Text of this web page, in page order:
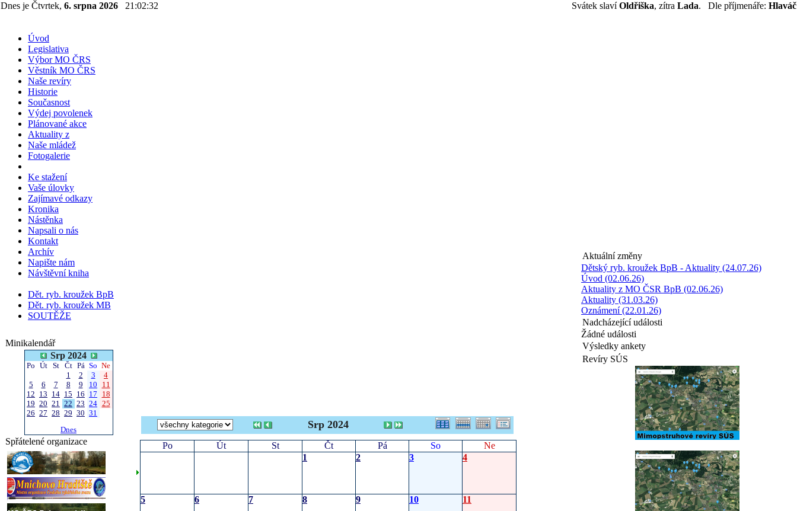
Dnes je Čtvrtek, 6. srpna 2026 21:02:32 Svátek slavíOldřiška, zítra Lada. Dle příjmenáře: Hlaváč
Úvod
Legislativa
Výbor MO ČRS
Věstník MO ČRS
Naše revíry
Historie
Současnost
Výdej povolenek
Plánované akce
Aktuality z
Naše mládež
Fotogalerie
Ke stažení
Vaše úlovky
Zajímavé odkazy
Kronika
Nástěnka
Napsali o nás
Kontakt
Archív
Napište nám
Návštěvní kniha
Dět. ryb. kroužek BpB
Dět. ryb. kroužek MB
SOUTĚŽE
Minikalendář
Srp 2024
Po Út St Čt Pá So Ne
1
2 3
4
5
6 7 8 9 10
11
12 13 14 15 16 17
18
19 20 21 22 23 24 25
26 27 28 29 30 31
Dnes
Spřátelené organizace
Srp 2024
Po Út St Čt Pá So
Ne
1
2 3 4
5 6 7 8 9 10 11
Aktuální změny
Dětský ryb. kroužek BpB - Aktuality (24.07.26)
Úvod (02.06.26)
Aktuality z MO ČSR BpB (02.06.26)
Aktuality (31.03.26)
Oznámení (22.01.26)
Nadcházející události
Žádné události
Výsledky ankety
Revíry SÚS